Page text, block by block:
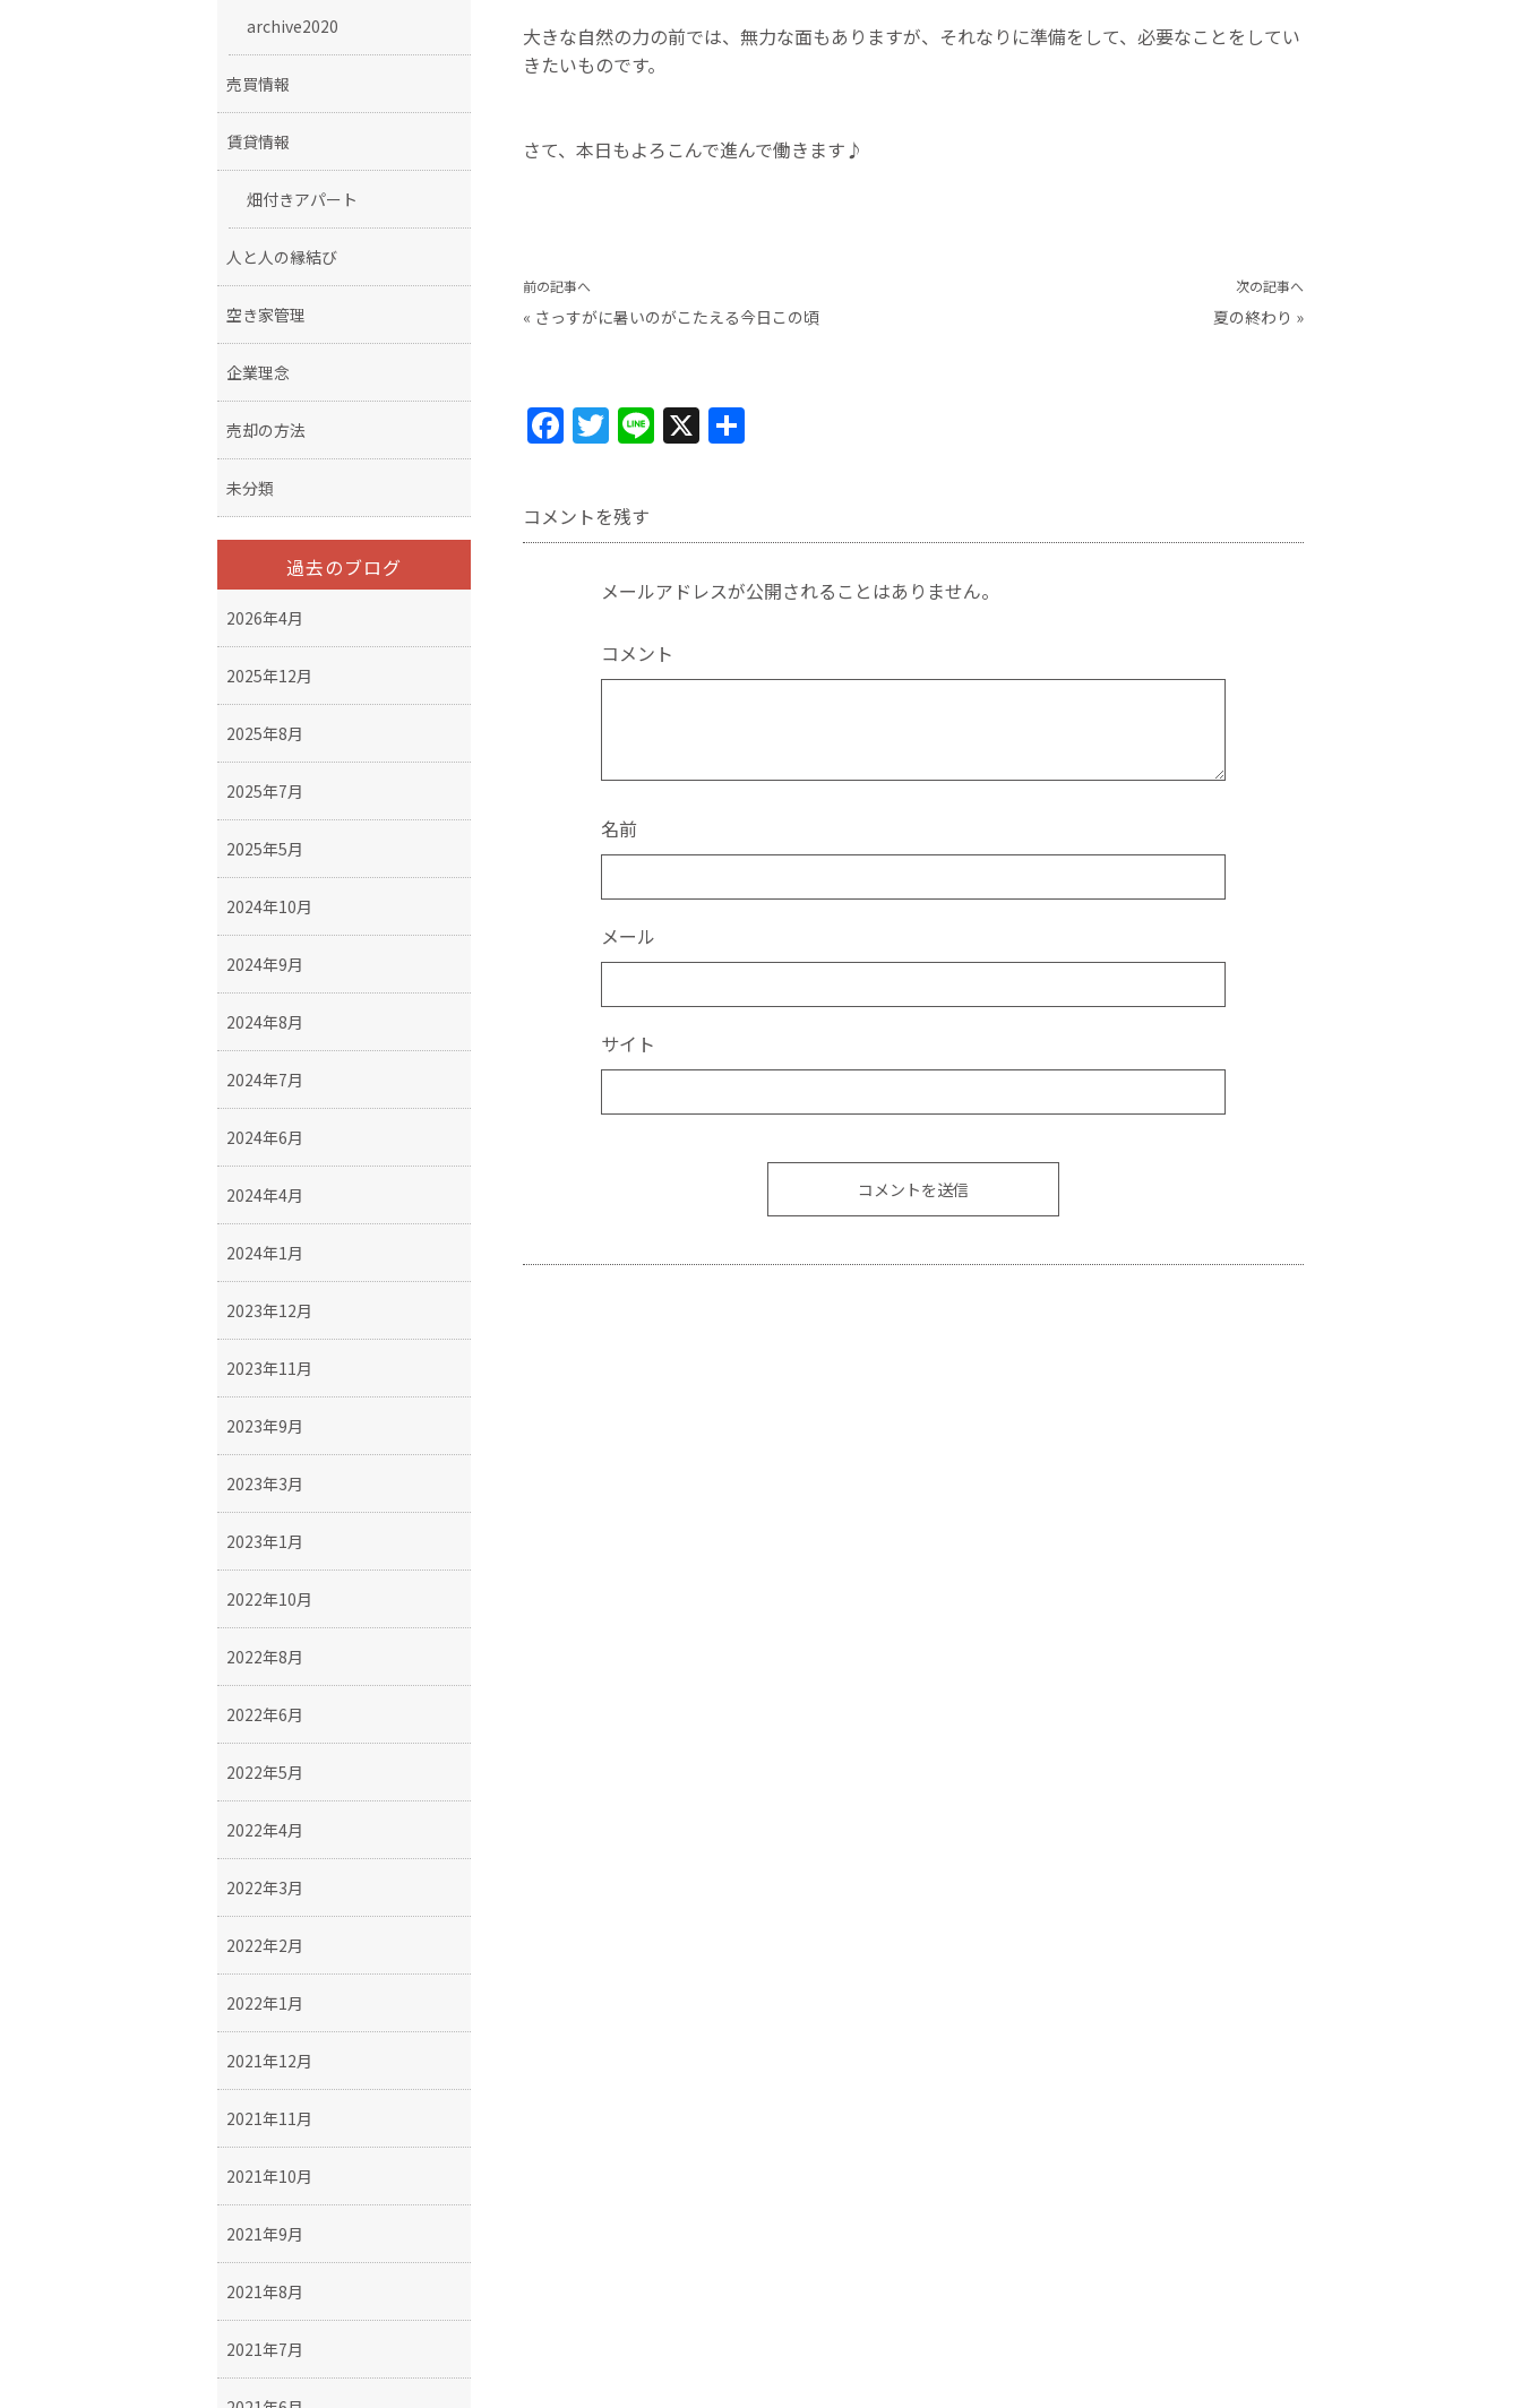
大きな自然の力の前では、無力な面もありますが、それなりに準備をして、必要なことをしてい
きたいものです。
さて、本日もよろこんで進んで働きます♪
前の記事へ
« さっすがに暑いのがこたえる今日この頃
次の記事へ
夏の終わり »
F
c
e
T
itt
er
Li X
コメントを残す
メールアドレスが公開されることはありません。
コメント
名前
メール
サイト
archive2020
売買情報
賃貸情報
畑付きアパート
人と人の縁結び
空き家管理
企業理念
売却の方法
未分類
過去のブログ
2026年4月
2025年12月
2025年8月
2025年7月
2025年5月
2024年10月
2024年9月
2024年8月
2024年7月
2024年6月
2024年4月
2024年1月
2023年12月
2023年11月
2023年9月
2023年3月
2023年1月
2022年10月
2022年8月
2022年6月
2022年5月
2022年4月
2022年3月
2022年2月
2022年1月
2021年12月
2021年11月
2021年10月
2021年9月
2021年8月
2021年7月